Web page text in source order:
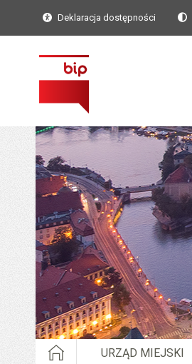
Deklaracja dostępności
STRONA GŁÓWNA
URZĄD MIEJSKI